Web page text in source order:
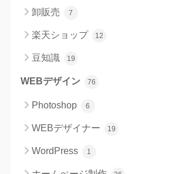
卸販売 7
楽天ショップ 12
豆知識 19
WEBデザイン 76
Photoshop 6
WEBデザイナー 19
WordPress 1